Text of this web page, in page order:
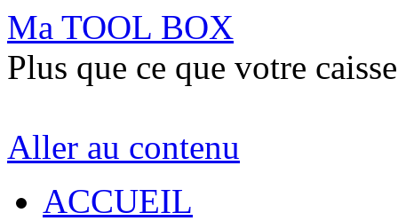
Ma TOOL BOX
Plus que ce que votre
Aller au contenu
ACCUEIL